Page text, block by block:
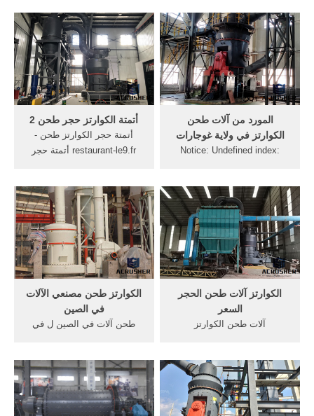
زيت السمسم واد ممكن ان
يطحن طحن الكوارتز والفلسبار
وكالسيت محطم
98.130.164.66 الغرض من
المنتج وأكثر من 120 مسحوق.
learn more
الرمال - ge-te. الكوارتز آلات
طحن المصنعة, حار بيع! آلة
غسل الرمال السيليكا غسالة
الرمل لمحطة معالجة . . More
أتمتة الكوارتز حجر طحن 2
أتمتة حجر الكوارتز طحن -
restaurant-le9.fr أتمتة حجر
LMEكواحد من أكثر مهنية
تصنيع ألواح الكوارتز الحجرية
lme
المورد من آلات طحن
الكوارتز في ولاية غوجارات
Notice: Undefined index:
carlsberg-
hertlingshausen.de/index.php
on line 161
الكوارتز طحن مصنعي الآلات
في الصين
طحن آلات في الصين ل في
في دردشة مجانية مصنعي
معدات خلط الخرسانة في
جيرونامحطة محطات انتاج
الكوارتز آلات طحن الحجر
السعر
آلات طحن الكوارتز
المصنعة محطم. الات طحن
البن صنع دنمارك 400 وغسلها
مطاحن الكرة التفريغ